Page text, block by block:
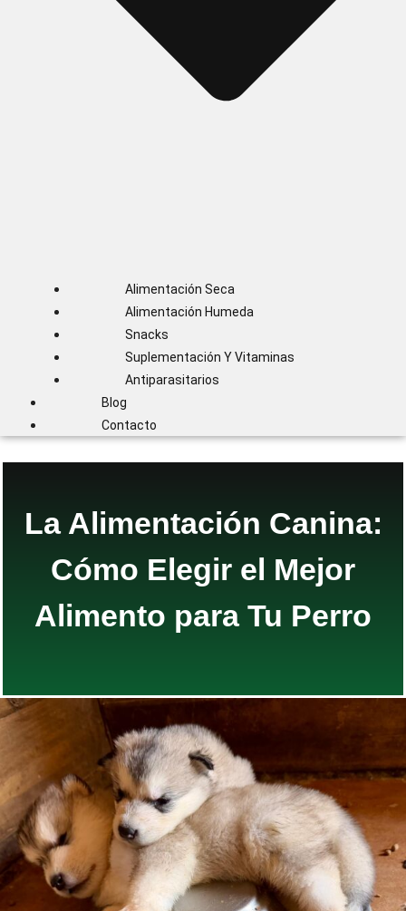
Alimentación Seca
Alimentación Humeda
Snacks
Suplementación Y Vitaminas
Antiparasitarios
Blog
Contacto
La Alimentación Canina:
Cómo Elegir el Mejor
Alimento para Tu Perro